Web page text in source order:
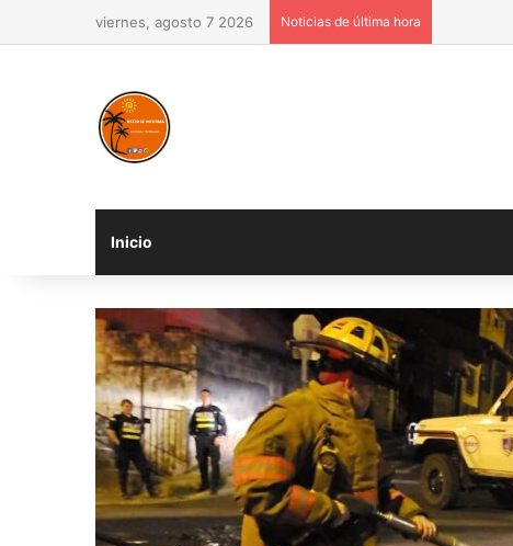
viernes, agosto 7 2026 Noticias de última hora
Inicio